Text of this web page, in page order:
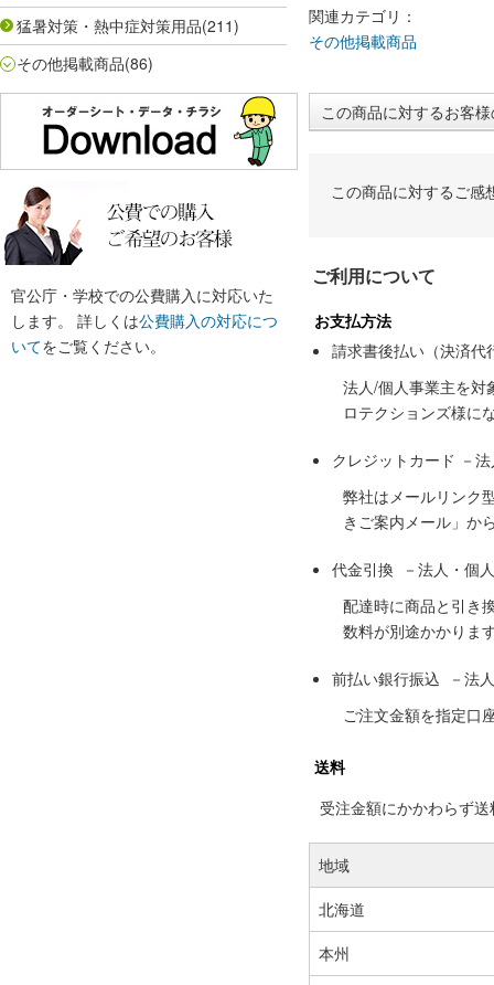
猛暑対策・熱中症対策用品(211)
その他掲載商品(86)
官公庁・学校での公費購入に対応いた
します。 詳しくは公費購入の対応につ
いてをご覧ください。
関連カテゴリ：
その他掲載商品
この商品に対するお客
この商品に対するご感
ご利用について
お支払方法
請求書後払い（決済代
法人/個人事業主を対
ロテクションズ様に
クレジットカード －
弊社はメールリンク
きご案内メール」か
代金引換 －法人・個
配達時に商品と引き
数料が別途かかりま
前払い銀行振込 －法
ご注文金額を指定口
送料
受注金額にかかわらず
地域
北海道
本州